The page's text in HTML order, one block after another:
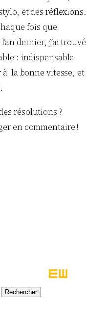
et des réflexions.
fois que
dernier, j’ai trouvé
: indispensable
la bonne vitesse, et
résolutions ?
en commentaire !
Rechercher